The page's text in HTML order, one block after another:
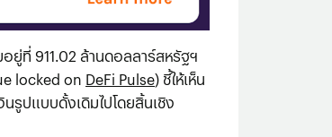
ยู่ที่ 911.02 ล้านดอลลาร์สหรัฐฯ
locked on DeFi Pulse) ชี้ให้เห็น
รูปแบบดั้งเดิมไปโดยสิ้นเชิง